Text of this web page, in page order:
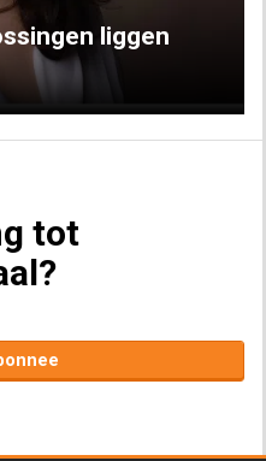
liggen
tot